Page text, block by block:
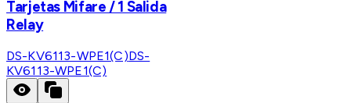
Tarjetas Mifare / 1 Salida
Relay
DS-KV6113-WPE1(C)DS-
KV6113-WPE1(C)